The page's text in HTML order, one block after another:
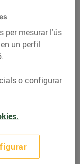
Jordi
la massa de
per mesurar l’ús
un perfil
o configurar